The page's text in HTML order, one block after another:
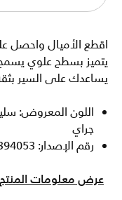
اقطع الأميال واحصل
يتميز بسطح علوي
يساعدك على السير
اللون المعروض:
جراي
رقم الإصدار: 394053-601
عرض معلومات المنتج